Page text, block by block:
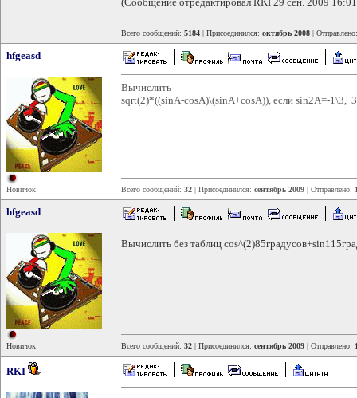
Всего сообщений: 5184 | Присоединился: октябрь 2008 |
hfgeasd
Новичок
Вычислить
sqrt(2)*((sinA-cosA)\(sinA+cosA)), если sin2A=-1\3,
Всего сообщений: 32 | Присоединился: сентябрь 2009 | Отправлено:
hfgeasd
Новичок
Вычислить без таблиц
Всего сообщений: 32 | Присоединился: сентябрь 2009 | Отправлено:
RKI